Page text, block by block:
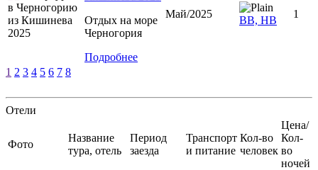
Отдых на море
Черногория
Подробнее
Май/2025
ВВ, НВ
1
1 2 3 4 5 6 7 8
Отели
Фото
Название
тура, отель
Период
заезда
Транспорт
и питание
Кол-во
человек
Цена/
Кол-
во
ночей